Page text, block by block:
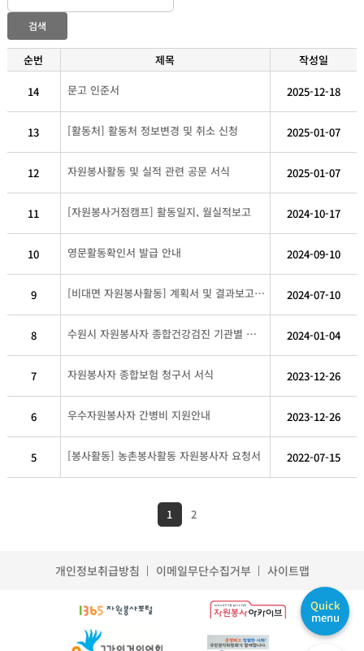
검색
순번 제목 작성일
14 문고 인준서 2025-12-18
13 [활동처] 활동처 정보변경 및 취소 신청 2025-01-07
12 자원봉사활동 및 실적 관련 공문 서식 2025-01-07
11 [자원봉사거점캠프] 활동일지, 월실적보고 2024-10-17
10 영문활동확인서 발급 안내 2024-09-10
9 [비대면 자원봉사활동] 계획서 및 결과보고 서식 2024-07-10
8 수원시 자원봉사자 종합건강검진 기관별 세부안내 2024-01-04
7 자원봉사자 종합보험 청구서 서식 2023-12-26
6 우수자원봉사자 간병비 지원안내 2023-12-26
5 [봉사활동] 농촌봉사활동 자원봉사자 요청서 2022-07-15
1 2
Quick
menu
개인정보취급방침 이메일무단수집거부 사이트맵